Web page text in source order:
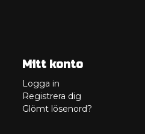
Mitt konto
Logga in
Registrera dig
Glömt lösenord?